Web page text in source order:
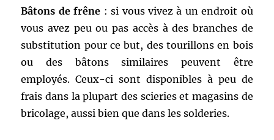
Bâtons de frêne : si vous vivez à un endroit où
vous avez peu ou pas accès à des branches de
substitution pour ce but, des tourillons en bois
ou des bâtons similaires peuvent être
employés. Ceux-ci sont disponibles à peu de
frais dans la plupart des scieries et magasins de
bricolage, aussi bien que dans les solderies.